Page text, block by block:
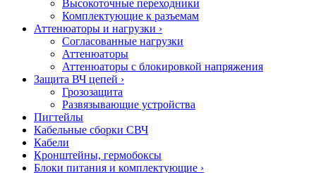
Высокоточные переходники
Комплектующие к разъемам
Аттенюаторы и нагрузки ›
Согласованные нагрузки
Аттенюаторы
Аттенюаторы с блокировкой напряжения
Защита ВЧ цепей ›
Грозозащита
Развязывающие устройства
Пигтейлы
Кабельные сборки СВЧ
Кабели
Кронштейны, гермобоксы
Блоки питания и комплектующие ›